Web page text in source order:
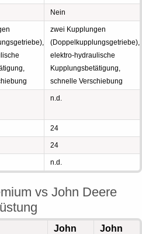
Nein
zwei Kupplungen
(Doppelkupplungsgetriebe),
elektro-hydraulische
Kupplungsbetätigung,
schnelle Verschiebung
n.d.
24
24
n.d.
vs John Deere
John
John